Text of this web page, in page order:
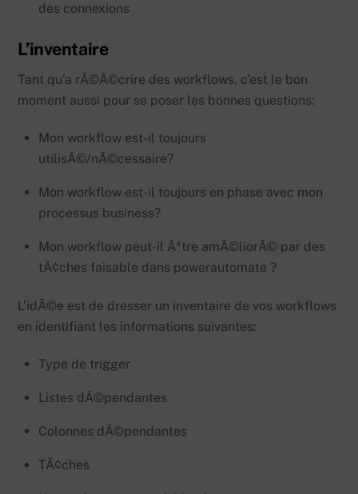
des connexions
L’inventaire
Tant qu’a rÃ©Ã©crire des workflows, c’est le bon
moment aussi pour se poser les bonnes questions:
Mon workflow est-il toujours
utilisÃ©/nÃ©cessaire?
Mon workflow est-il toujours en phase avec mon
processus business?
Mon workflow peut-il Ãªtre amÃ©liorÃ© par des
tÃ¢ches faisable dans powerautomate ?
L’idÃ©e est de dresser un inventaire de vos workflows
en identifiant les informations suivantes:
Type de trigger
Listes dÃ©pendantes
Colonnes dÃ©pendantes
TÃ¢ches